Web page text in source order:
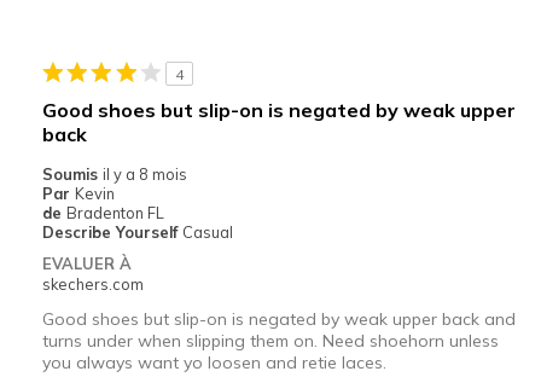
Casual Wear
Travel
Sizing
View On Shoes
4
Good shoes but slip-on is negated by weak upper
back
Soumis il y a 8 mois
Par Kevin
de Bradenton FL
Describe Yourself Casual
EVALUER À
skechers.com
Good shoes but slip-on is negated by weak upper back and
turns under when slipping them on. Need shoehorn unless
you always want yo loosen and retie laces.